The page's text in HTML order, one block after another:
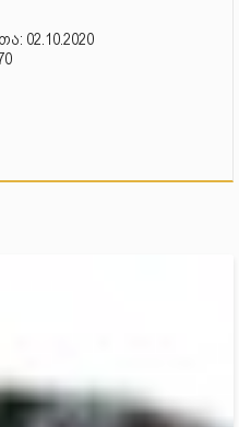
02.10.2020